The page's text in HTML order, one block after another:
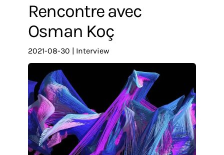
Rencontre avec
Osman Koç
2021-08-30 | interview